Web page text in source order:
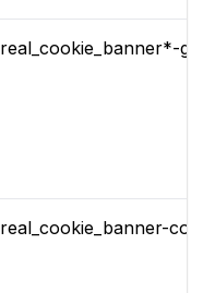
real_cookie_banner*-gcm
real_cookie_banner-